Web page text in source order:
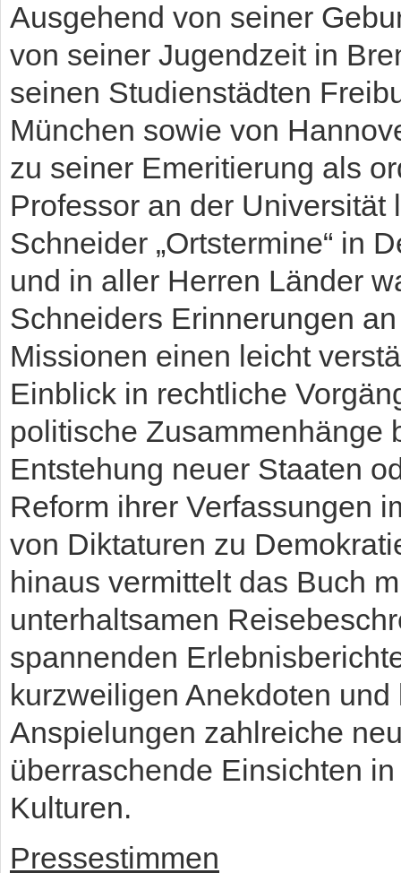
Ausgehend von seiner
von seiner Jugendzeit in
seinen Studienstädten
München sowie von
zu seiner Emeritierung als
Professor an der Universität
Schneider „Ortstermine“ in
und in aller Herren Länder
Schneiders Erinnerungen
Missionen einen leicht
Einblick in rechtliche
politische Zusammenhänge
Entstehung neuer Staaten
Reform ihrer Verfassungen
von Diktaturen zu
hinaus vermittelt das Buch
unterhaltsamen
spannenden
kurzweiligen Anekdoten
Anspielungen zahlreiche
überraschende Einsichten
Kulturen.
Pressestimmen